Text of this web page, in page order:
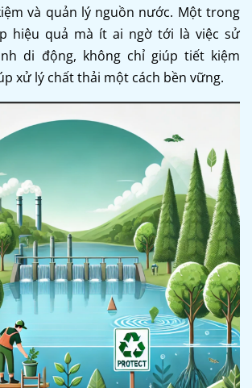
và quản lý nguồn nước. Một trong
hiệu quả mà ít ai ngờ tới là việc sử
di động, không chỉ giúp tiết kiệm
xử lý chất thải một cách bền vững.